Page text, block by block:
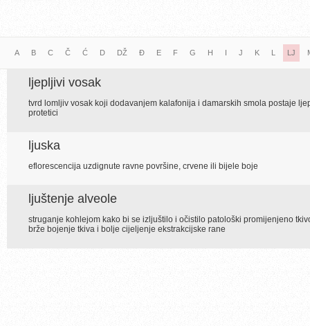
A B C Č Ć D DŽ Đ E F G H I J K L LJ
ljepljivi vosak
tvrd lomljiv vosak koji dodavanjem kalafonija i damarskih smola postaje
protetici
ljuska
eflorescencija uzdignute ravne površine, crvene ili bijele boje
ljuštenje alveole
struganje kohlejom kako bi se izljuštilo i očistilo patološki promijenjeno
brže bojenje tkiva i bolje cijeljenje ekstrakcijske rane